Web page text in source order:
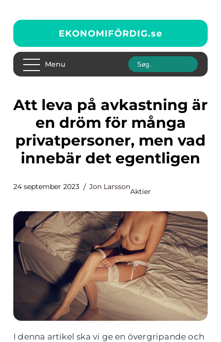
EKONOMIFÖRDIG.se
Menu
Att leva på avkastning är
en dröm för många
privatpersoner, men vad
innebär det egentligen
24 september 2023 Jon Larsson
Aktier
I denna artikel ska vi ge en övergripande och